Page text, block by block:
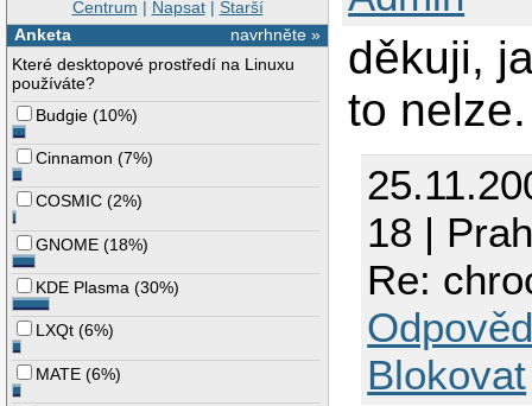
Centrum | Napsat| Starší
navrhněte »
Anketa
Které desktopové prostředí na Linuxu
používáte?
Budgie (10%)
Cinnamon (7%)
COSMIC (2%)
GNOME (18%)
KDE Plasma (30%)
LXQt (6%)
MATE (6%)
děkuji,
to nelze.
18 |
Re:
Blokovat